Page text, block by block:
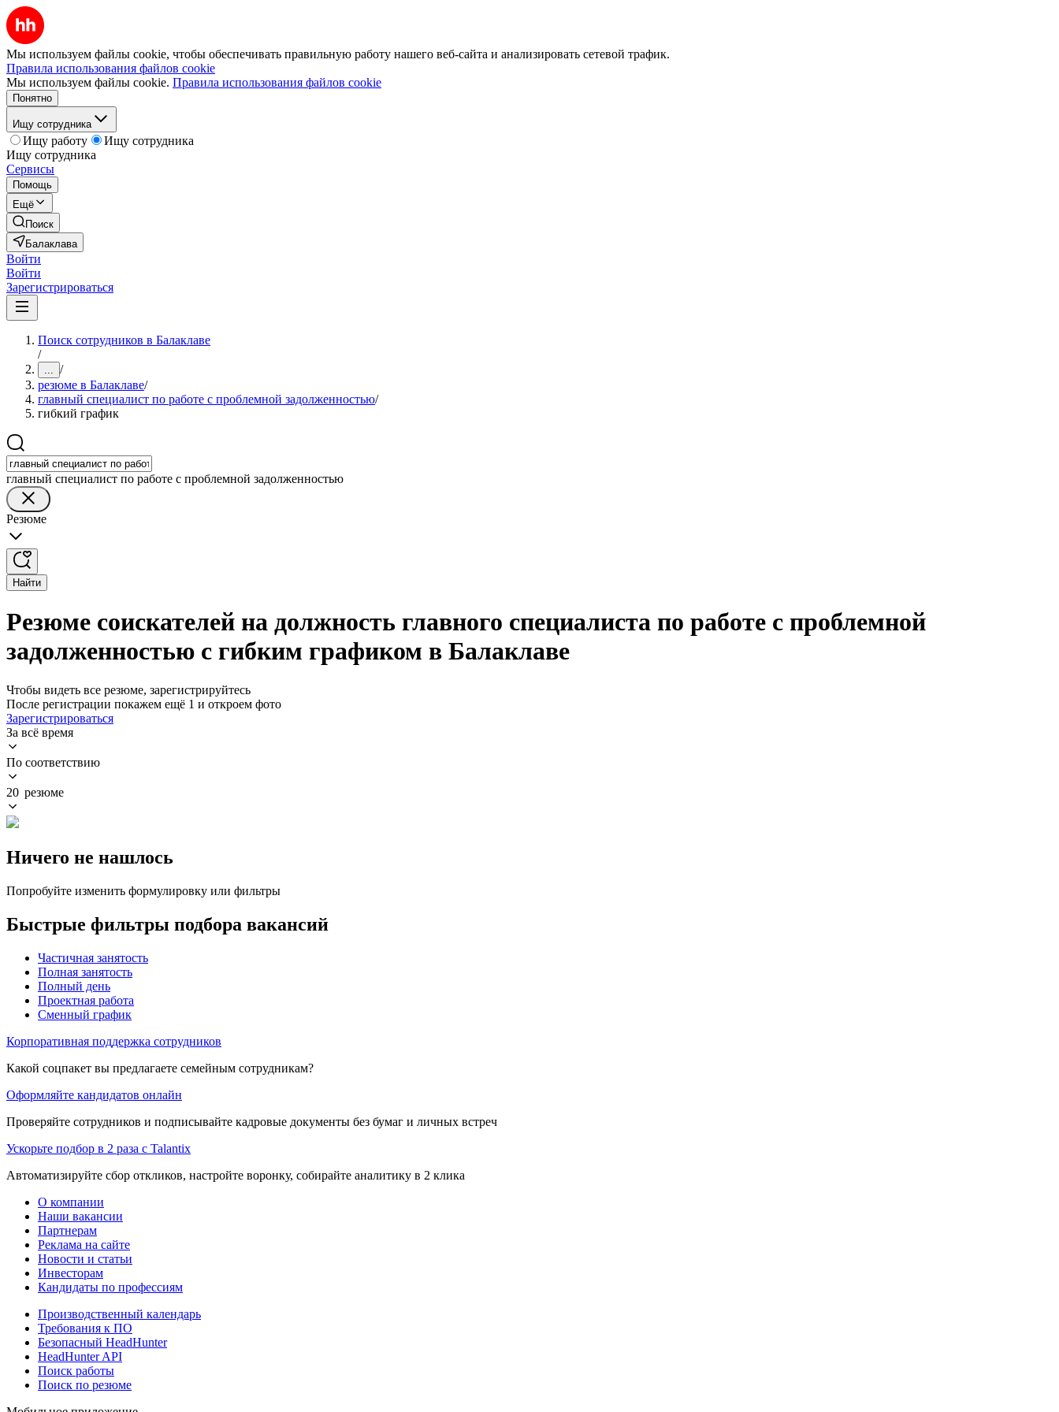
Мы используем файлы cookie, чтобы обеспечивать правильную работу нашего веб-сайта и анализировать сетевой трафик.
Правила использования файлов cookie
Мы используем файлы cookie. Правила использования файлов cookie
Понятно
Ищу сотрудника
Ищу работу
Ищу сотрудника
Ищу сотрудника
Сервисы
Помощь
Ещё
Поиск
Балаклава
Войти
Войти
Зарегистрироваться
Поиск сотрудников в Балаклаве
/
... /
резюме в Балаклаве/
главный специалист по работе с проблемной задолженностью/
гибкий график
главный специалист по работе с проблемной задолженностью
Резюме
Найти
Резюме соискателей на должность главного специалиста по работе с проблемной
задолженностью с гибким графиком в Балаклаве
Чтобы видеть все резюме, зарегистрируйтесь
После регистрации покажем ещё 1 и откроем фото
Зарегистрироваться
За всё время
По соответствию
20 резюме
Ничего не нашлось
Попробуйте изменить формулировку или фильтры
Быстрые фильтры подбора вакансий
Частичная занятость
Полная занятость
Полный день
Проектная работа
Сменный график
Корпоративная поддержка сотрудников
Какой соцпакет вы предлагаете семейным сотрудникам?
Оформляйте кандидатов онлайн
Проверяйте сотрудников и подписывайте кадровые документы без бумаг и личных встреч
Ускорьте подбор в 2 раза с Talantix
Автоматизируйте сбор откликов, настройте воронку, собирайте аналитику в 2 клика
О компании
Наши вакансии
Партнерам
Реклама на сайте
Новости и статьи
Инвесторам
Кандидаты по профессиям
Производственный календарь
Требования к ПО
Безопасный HeadHunter
HeadHunter API
Поиск работы
Поиск по резюме